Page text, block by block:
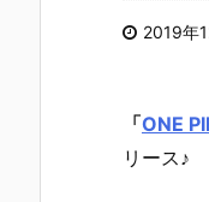
2019年
「ONE
リース♪